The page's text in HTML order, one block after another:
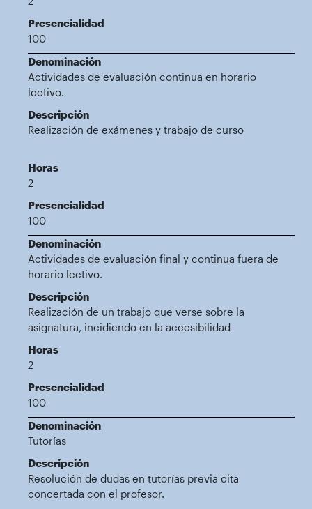
Presencialidad
100
Denominación
Actividades de evaluación continua en horario
lectivo.
Descripción
Realización de exámenes y trabajo de curso
Horas
2
Presencialidad
100
Denominación
Actividades de evaluación final y continua fuera de
horario lectivo.
Descripción
Realización de un trabajo que verse sobre la
asignatura, incidiendo en la accesibilidad
Horas
2
Presencialidad
100
Denominación
Tutorías
Descripción
Resolución de dudas en tutorías previa cita
concertada con el profesor.